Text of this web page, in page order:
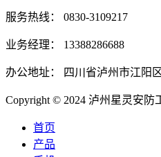
服务热线： 0830-3109217
业务经理： 13388286688
办公地址： 四川省泸州市江阳
Copyright © 2024 泸州星灵安防
首页
产品